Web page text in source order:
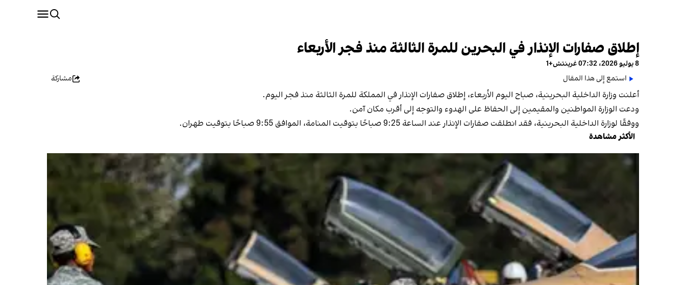
إطلاق صفارات الإنذار في البحرين للمرة الثالثة منذ فجر الأربعاء
8 يوليو 2026، 07:32 غرينتش+1
استمع إلى هذا المقال
مشاركة
أعلنت وزارة الداخلية البحرينية، صباح اليوم الأربعاء، إطلاق صفارات الإنذار في المملكة للمرة الثالثة منذ فجر اليوم.
ودعت الوزارة المواطنين والمقيمين إلى الحفاظ على الهدوء والتوجه إلى أقرب مكان آمن.
ووفقًا لوزارة الداخلية البحرينية، فقد انطلقت صفارات الإنذار عند الساعة 9:25 صباحًا بتوقيت المنامة، الموافق 9:55 صباحًا بتوقيت طهران.
الأكثر مشاهدة